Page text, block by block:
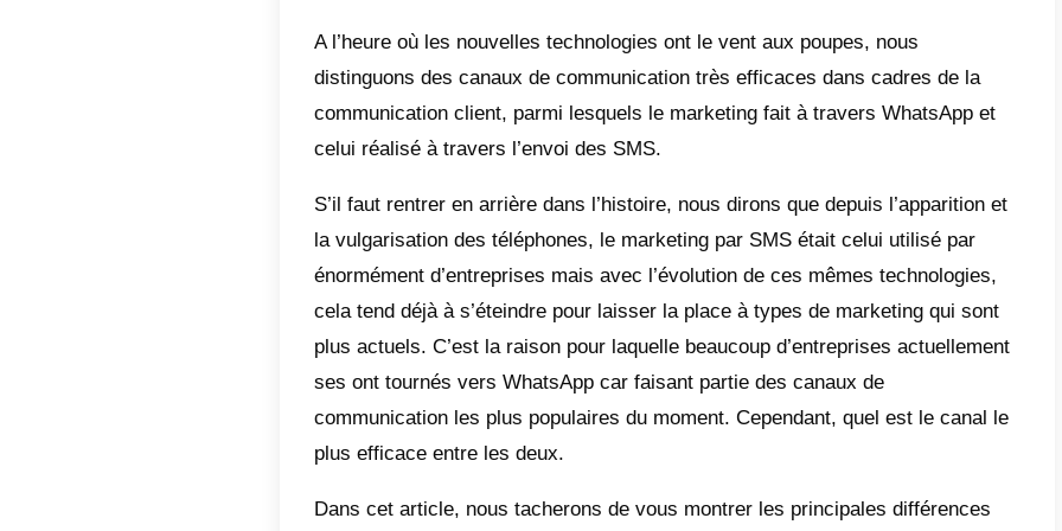
Qu’est-ce que le marketing WhatsApp?
Pourquoi WhatsApp Marketing est meilleur
SMS?
Pourquoi les SMS sont-ils moins efficaces pour
campagnes marketing?
Comment CRM pour WhatsApp peut-il aider les
entreprises à gérer leurs interactions avec les
Comment profiter du marketing WhatsApp pour
plus de clients en 2023?
Comment Callbell peut-il vous aider à améliorer
marketing WhatsApp?
A l’heure où les nouvelles technologies ont le vent
distinguons des canaux de communication très